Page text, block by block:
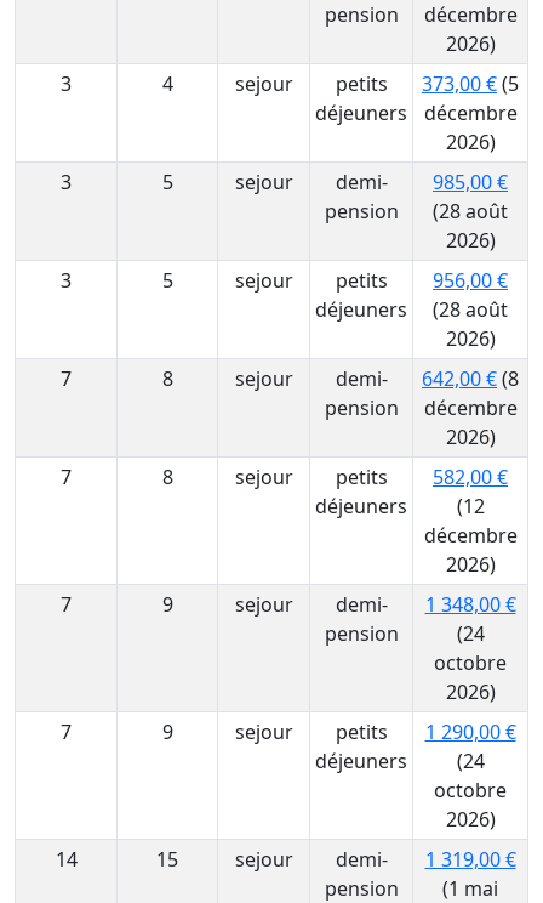
pension
décembre
2026)
3
4 sejour
petits
déjeuners
373,00 €(5
décembre
2026)
3
5 sejour
demi-
pension
985,00 €
(28 août
2026)
3
5 sejour
petits
déjeuners
956,00 €
(28 août
2026)
7
8 sejour
demi-
pension
642,00 €(8
décembre
2026)
7
8 sejour
petits
déjeuners
582,00 €
(12
décembre
2026)
7
9 sejour
demi-
pension
1 348,00 €
(24
octobre
2026)
7
9 sejour
petits
déjeuners
1 290,00 €
(24
octobre
2026)
14
15 sejour
demi-
pension
1 319,00 €
(1 mai